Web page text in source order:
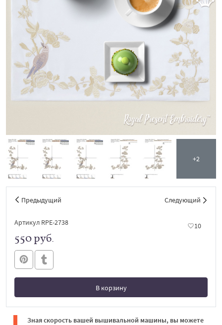
+2
Предыдущий Следующий
Артикул RPE-2738 10
550 руб.
В корзину
В корзине
Зная скорость вашей вышивальной машины, вы можете